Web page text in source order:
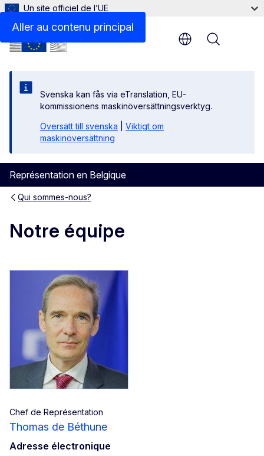
Aller au contenu principal
Un site officiel de l’UE
Svenska kan fås via eTranslation, EU-
kommissionens maskinöversättningsverktyg.
Översätt till svenska
Viktigt om
maskinöversättning
Représentation en Belgique
Menu
Qui sommes-nous?
Notre équipe
Chef de Représentation
Thomas de Béthune
Adresse électronique